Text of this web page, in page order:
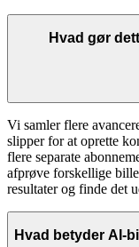
Hvad gør
Vi samler flere
slipper for at oprette
flere separate
afprøve forskellige
resultater og finde det
Hvad betyder AI-